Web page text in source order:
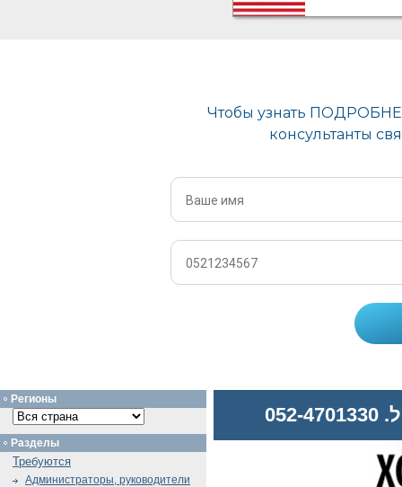
Регионы
Разделы
Требуются
Администраторы, руководители